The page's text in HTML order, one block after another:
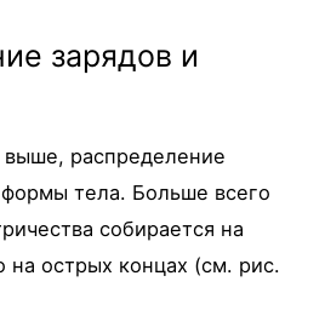
зарядов и
распределение
формы тела. Больше всего
собирается на
на острых концах (см. рис.